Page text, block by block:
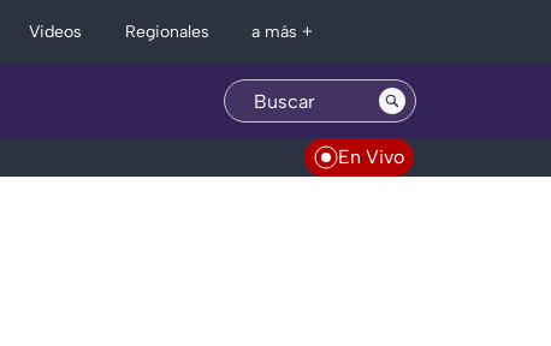
Videos Regionales a más +
En Vivo